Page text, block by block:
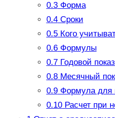
0.3Форма
0.4Сроки
0.5Кого
0.6Формулы
0.7Годовой
0.8Месячный
0.9Формула для
0.10Расчет при